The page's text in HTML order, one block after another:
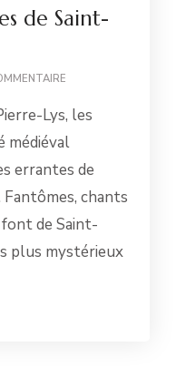
de Saint-
FANTÔMES
DE
SAINT-
MARTIN-
Lys, les
médiéval
errantes de
Fantômes, chants
de Saint-
plus mystérieux